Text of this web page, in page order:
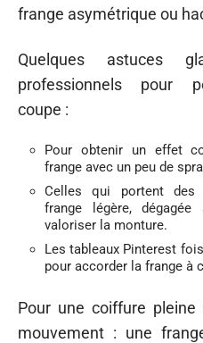
frange asymétrique ou
Quelques astuces
professionnels pour
coupe :
Pour obtenir un effet
frange avec un peu de
Celles qui portent des
frange légère,
valoriser la monture.
Les tableaux Pinterest
pour accorder la frange à
Pour une coiffure
mouvement : une